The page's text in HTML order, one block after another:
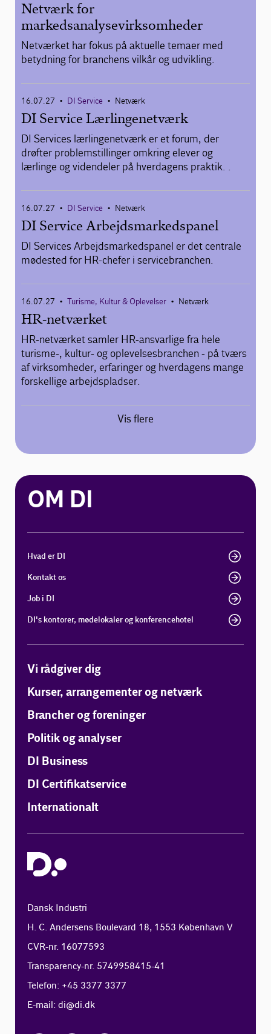
Netværk for
markedsanalysevirksomheder
Netværket har fokus på aktuelle temaer med
betydning for branchens vilkår og udvikling.
16.07.27 • DI Service • Netværk
DI Service Lærlingenetværk
DI Services lærlingenetværk er et forum, der
drøfter problemstillinger omkring elever og
lærlinge og videndeler på hverdagens praktik. .
16.07.27 • DI Service • Netværk
DI Service Arbejdsmarkedspanel
DI Services Arbejdsmarkedspanel er det centrale
mødested for HR-chefer i servicebranchen.
16.07.27 • Turisme, Kultur & Oplevelser • Netværk
HR-netværket
HR-netværket samler HR-ansvarlige fra hele
turisme-, kultur- og oplevelsesbranchen - på tværs
af virksomheder, erfaringer og hverdagens mange
forskellige arbejdspladser.
Vis flere
OM DI
Hvad er DI
Kontakt os
Job i DI
DI's kontorer, mødelokaler og konferencehotel
Vi rådgiver dig
Kurser, arrangementer og netværk
Brancher og foreninger
Politik og analyser
DI Business
DI Certifikatservice
Internationalt
Dansk Industri
H. C. Andersens Boulevard 18, 1553 København V
CVR-nr. 16077593
Transparency-nr. 5749958415-41
Telefon: +45 3377 3377
E-mail:di@di.dk